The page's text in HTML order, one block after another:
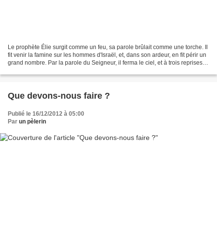
Le prophète Élie surgit comme un feu, sa parole brûlait comme une torche. Il
fit venir la famine sur les hommes d'Israël, et, dans son ardeur, en fit périr un
grand nombre. Par la parole du Seigneur, il ferma le ciel, et à trois reprises il
Que devons-nous faire ?
Publié le 16/12/2012 à 05:00
Par un pèlerin